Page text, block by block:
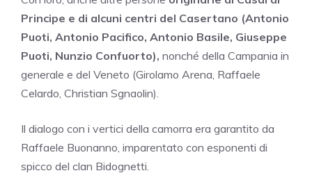
Principe e di alcuni centri del Casertano (Antonio
Puoti, Antonio Pacifico, Antonio Basile, Giuseppe
Puoti, Nunzio Confuorto), nonché della Campania in
generale e del Veneto (Girolamo Arena, Raffaele
Celardo, Christian Sgnaolin).
Il dialogo con i vertici della camorra era garantito da
Raffaele Buonanno, imparentato con esponenti di
spicco del clan Bidognetti.